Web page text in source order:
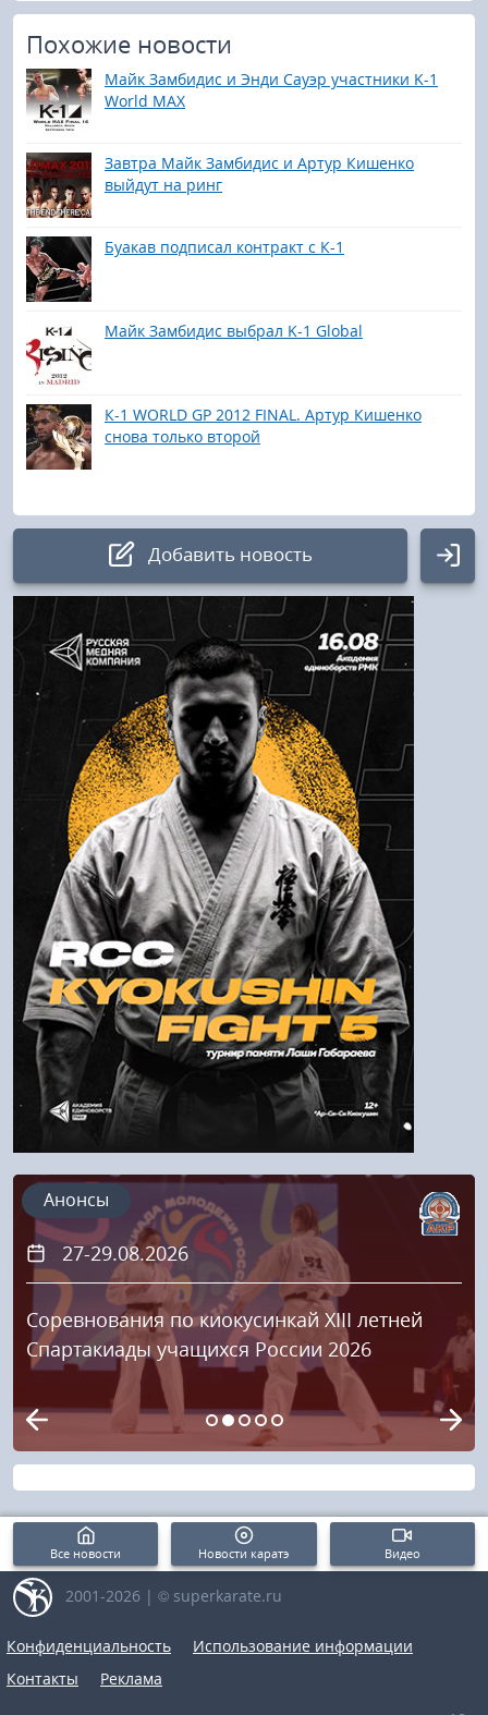
Похожие новости
Майк Замбидис и Энди Сауэр участники K-1
World MAX
Завтра Майк Замбидис и Артур Кишенко
выйдут на ринг
Буакав подписал контракт с К-1
Майк Замбидис выбрал K-1 Global
К-1 WORLD GP 2012 FINAL. Артур Кишенко
снова только второй
Добавить новость
Авторизация
Логин:
Пароль
Войти
Напомнить пароль
Регистрация
27-29.08.2026
Соревнования по киокусинкай XIII летней
Спартакиады учащихся России 2026
Анонсы
Все новости Новости каратэ Видео
2001-2026 | © superkarate.ru
Конфиденциальность
Использование информации
Контакты
Реклама